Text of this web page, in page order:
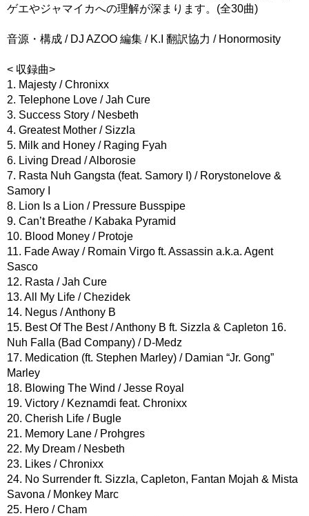
ゲエやジャマイカへの理解が深まります。(全30曲)
音源・構成 / DJ AZOO 編集 / K.I 翻訳協力 / Honormosity
< 収録曲>
1. Majesty / Chronixx
2. Telephone Love / Jah Cure
3. Success Story / Nesbeth
4. Greatest Mother / Sizzla
5. Milk and Honey / Raging Fyah
6. Living Dread / Alborosie
7. Rasta Nuh Gangsta (feat. Samory I) / Rorystonelove &
Samory I
8. Lion Is a Lion / Pressure Busspipe
9. Can’t Breathe / Kabaka Pyramid
10. Blood Money / Protoje
11. Fade Away / Romain Virgo ft. Assassin a.k.a. Agent
Sasco
12. Rasta / Jah Cure
13. All My Life / Chezidek
14. Negus / Anthony B
15. Best Of The Best / Anthony B ft. Sizzla & Capleton 16.
Nuh Falla (Bad Company) / D-Medz
17. Medication (ft. Stephen Marley) / Damian “Jr. Gong”
Marley
18. Blowing The Wind / Jesse Royal
19. Victory / Keznamdi feat. Chronixx
20. Cherish Life / Bugle
21. Memory Lane / Prohgres
22. My Dream / Nesbeth
23. Likes / Chronixx
24. No Surrender ft. Sizzla, Capleton, Fantan Mojah & Mista
Savona / Monkey Marc
25. Hero / Cham